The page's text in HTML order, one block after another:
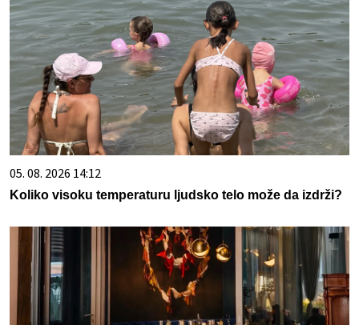
05. 08. 2026 14:12
Koliko visoku temperaturu ljudsko telo može da izdrži?